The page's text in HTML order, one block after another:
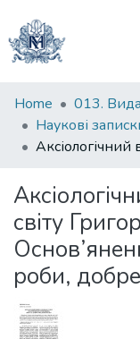
Communities
&
Collections
Statistics
Home
013.
Наукові
світу
роби,